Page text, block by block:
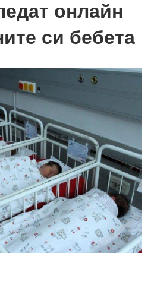
онлайн
си бебета